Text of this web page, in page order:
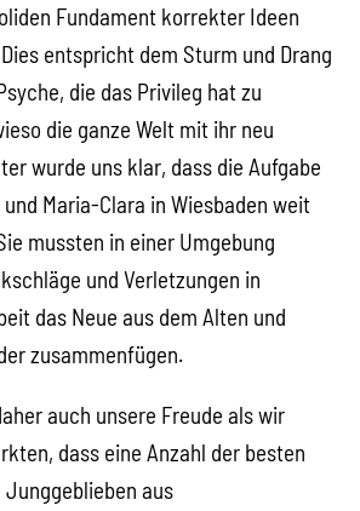
Fundament korrekter Ideen
entspricht dem Sturm und Drang
die das Privileg hat zu
die ganze Welt mit ihr neu
wurde uns klar, dass die Aufgabe
und Maria-Clara in Wiesbaden weit
mussten in einer Umgebung
und Verletzungen in
das Neue aus dem Alten und
zusammenfügen.
auch unsere Freude als wir
dass eine Anzahl der besten
aus